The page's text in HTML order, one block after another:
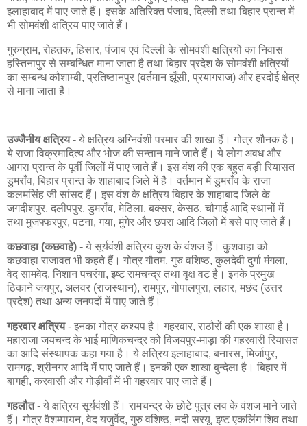
इलाहाबाद में पाए जाते हैं। इसके अतिरिक्त पंजाब, दिल्ली तथा बिहार प्रान्त में
भी सोमवंशी क्षत्रिय पाए जाते हैं।
गुरुग्राम, रोहतक, हिसार, पंजाब एवं दिल्ली के सोमवंशी क्षत्रियों का निवास
हस्तिनापुर से सम्बन्धित माना जाता है तथा बिहार प्रदेश के सोमवंशी क्षत्रियों
का सम्बन्ध कौशाम्बी, प्रतिष्ठानपुर (वर्तमान झूँसी, प्रयागराज) और हरदोई क्षेत्र
से माना जाता है।
उज्जैनीय क्षत्रिय- ये क्षत्रिय अग्निवंशी परमार की शाखा हैं। गोत्र शौनक है।
ये राजा विक्रमादित्य और भोज की सन्तान माने जाते हैं। ये लोग अवध और
आगरा प्रान्त के पूर्वी जिलों में पाए जाते हैं। इस वंश की एक बहुत बड़ी रियासत
डुमराँव, बिहार प्रान्त के शाहाबाद जिले में है। वर्तमान में डुमराँव के राजा
कलमसिंह जी सांसद हैं। इस वंश के क्षत्रिय बिहार के शाहाबाद जिले के
जगदीशपुर, दलीपपुर, डुमराँव, मेठिला, बक्सर, केसठ, चौगाई आदि स्थानों में
तथा मुजफ्फरपुर, पटना, गया, मुंगेर और छपरा आदि जिलों में बसे पाए जाते हैं।
कछवाहा (कछवाहे) - ये सूर्यवंशी क्षत्रिय कुश के वंशज हैं। कुशवाहा को
कछवाहा राजावत भी कहते हैं। गोत्र गौतम, गुरु वशिष्ठ, कुलदेवी दुर्गा मंगला,
वेद सामवेद, निशान पचरंगा, इष्ट रामचन्द्र तथा वृक्ष वट है। इनके प्रमुख
ठिकाने जयपुर, अलवर (राजस्थान), रामपुर, गोपालपुरा, लहार, मछंद (उत्तर
प्रदेश) तथा अन्य जनपदों में पाए जाते हैं।
गहरवार क्षत्रिय- इनका गोत्र कश्यप है। गहरवार, राठौरों की एक शाखा है।
महाराजा जयचन्द के भाई माणिकचन्द्र को विजयपुर-माड़ा की गहरवारी रियासत
का आदि संस्थापक कहा गया है। ये क्षत्रिय इलाहाबाद, बनारस, मिर्जापुर,
रामगढ़, श्रीनगर आदि में पाए जाते हैं। इनकी एक शाखा बुन्देला है। बिहार में
बागही, करवासी और गोड़ीवाँ में भी गहरवार पाए जाते हैं।
गहलौत- ये क्षत्रिय सूर्यवंशी हैं। रामचन्द्र के छोटे पुत्र लव के वंशज माने जाते
हैं। गोत्र वैशम्पायन, वेद यजुर्वेद, गुरु वशिष्ठ, नदी सरयू, इष्ट एकलिंग शिव तथा